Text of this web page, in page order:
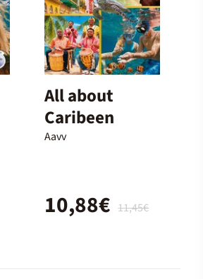
All about
Caribeen
Aavv
11,45€
10,88€